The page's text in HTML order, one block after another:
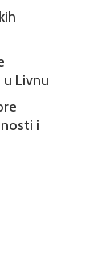
Livnu
i